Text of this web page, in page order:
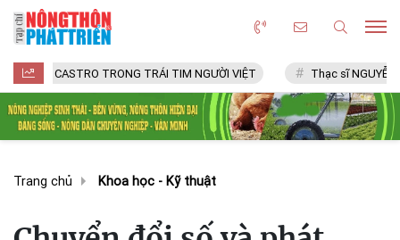
TRONG TRÁI TIM NGƯỜI VIỆT Thạc sĩ NGUYỄN VĂN CHÍ
Trang chủ Khoa học - Kỹ thuật